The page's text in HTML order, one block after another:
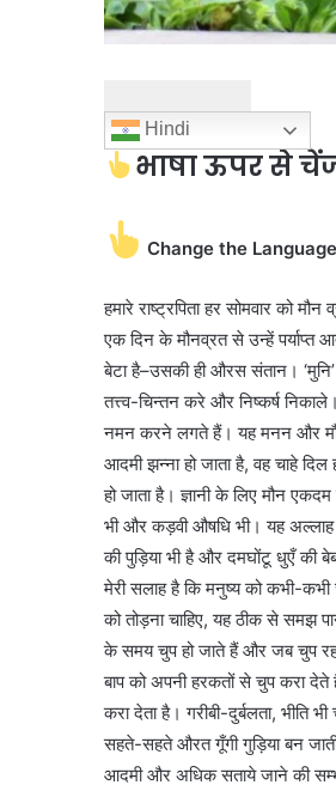
Hindi
भाषा ऊपर से
Change the Language
हमारे राष्ट्रपिता हर सोमवार को
एक दिन के मौनव्रत से उन्हें पर्याप्त
बेटा है–उसकी ही औरस संतान।
तत्त्व-चिन्तन करे और निष्कर्ष
नमन करने लगते हैं। यह मनन और
आदमी झन्ना हो जाता है, वह चाहे
हो जाता है। ज्ञानी के लिए मौन
भी और कड़वी औषधि भी। यह
की पुड़िया भी है और दमघोंटू धुएँ की
मेरी सलाह है कि मनुष्य को कभी-कभी
को तोड़ना चाहिए, यह ठीक से समझ
के समय चुप हो जाते हैं और जब चुप
बाप को अपनी हरकतों से चुप करा
करा देता है। गरीबी-दुर्बलता, भीति
सहते-सहते औरत गूँगी गुड़िया बन जाती
आदमी और अधिक सताये जाने की